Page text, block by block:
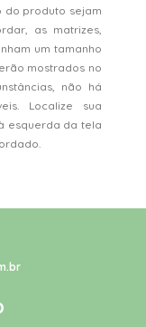
do produto sejam
as matrizes,
um tamanho
mostrados no
não há
Localize sua
esquerda da tela